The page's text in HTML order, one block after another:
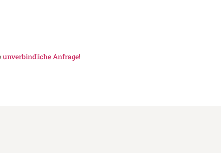
unverbindliche Anfrage!